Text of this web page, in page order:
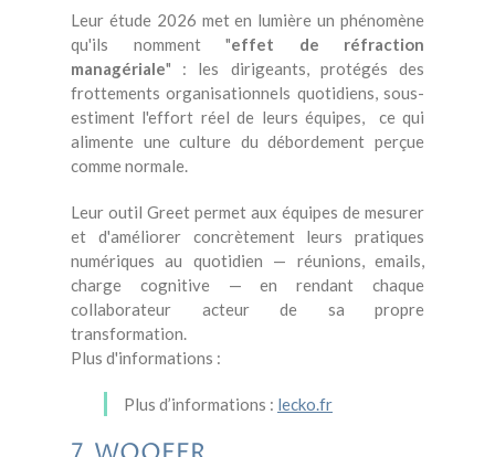
Leur étude 2026 met en lumière un phénomène
qu'ils nomment "effet de réfraction
managériale" : les dirigeants, protégés des
frottements organisationnels quotidiens, sous-
estiment l'effort réel de leurs équipes, ce qui
alimente une culture du débordement perçue
comme normale.
Leur outil Greet permet aux équipes de mesurer
et d'améliorer concrètement leurs pratiques
numériques au quotidien — réunions, emails,
charge cognitive — en rendant chaque
collaborateur acteur de sa propre
transformation.
Plus d'informations :
Plus d’informations : lecko.fr